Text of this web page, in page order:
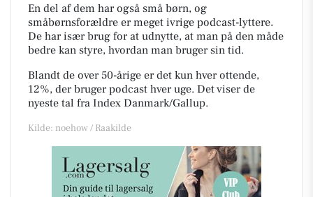
En del af dem har også små børn, og
småbørnsforældre er meget ivrige podcast-lyttere.
De har især brug for at udnytte, at man på den måde
bedre kan styre, hvordan man bruger sin tid.
Blandt de over 50-årige er det kun hver ottende,
12%, der bruger podcast hver uge. Det viser de
nyeste tal fra Index Danmark/Gallup.
Kilde: noehow / Raakilde